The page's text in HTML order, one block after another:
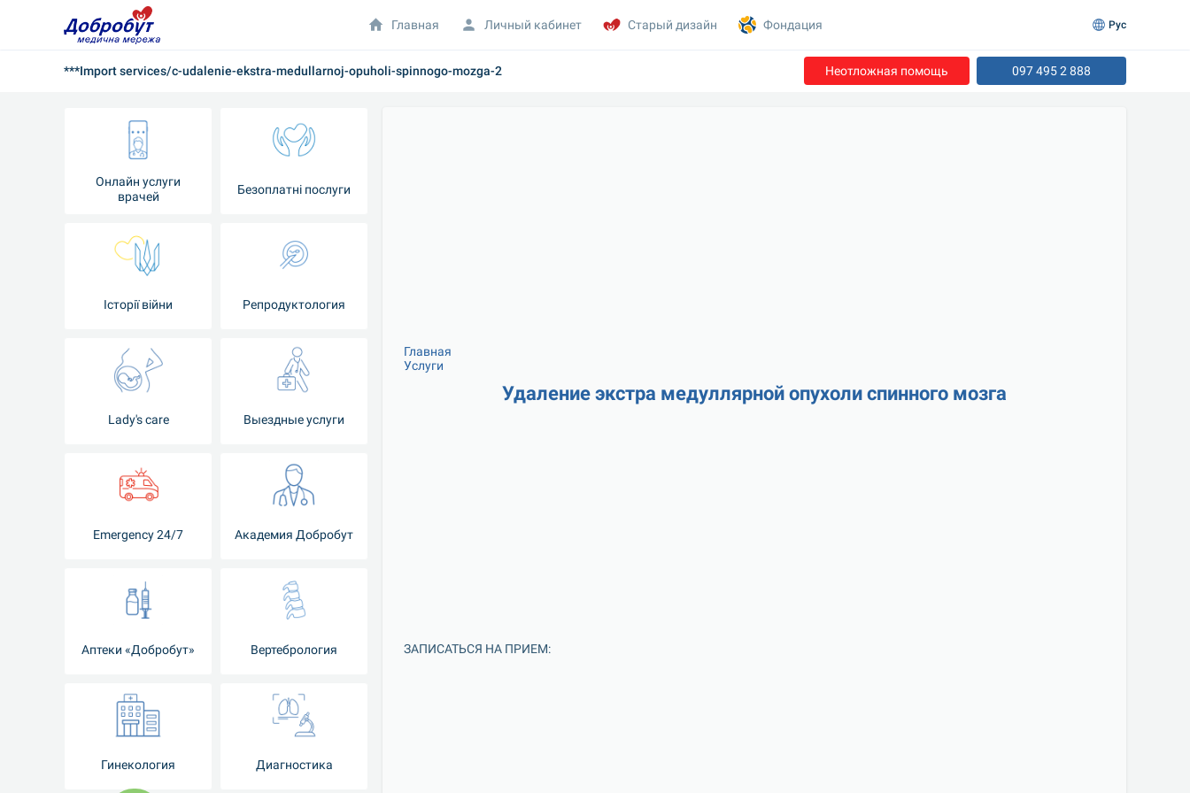
***Import services/c-udalenie-ekstra-medullarnoj-opuholi-spinnogo-mozga-2 Неотложная помощь 097 495 2 888
Онлайн услуги
врачей
Безоплатні послуги
Iсторії війни Репродуктология
Lady's care Выездные услуги
Emergency 24/7 Академия Добробут
Аптеки «Добробут» Вертебрология
Гинекология Диагностика
Главная
Услуги
Удаление экстра медуллярной опухоли спинного мозга
ЗАПИСАТЬСЯ НА ПРИЕМ:
Главная Личный кабинет Старый дизайн Фондация Рус